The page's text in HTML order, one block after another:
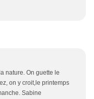
nature. On guette le
on y croit,le printemps
Sabine